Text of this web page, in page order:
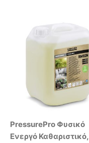
PressurePro Φυσικό
Ενεργό Καθαριστικό,